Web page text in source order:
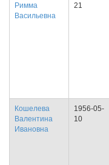
Римма
Васильевна
21
Кошелева
Валентина
Ивановна
1956-05-
10